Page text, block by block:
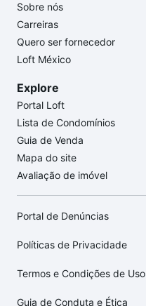
Sobre nós
Carreiras
Quero ser fornecedor
Loft México
Explore
Portal Loft
Lista de Condomínios
Guia de Venda
Mapa do site
Avaliação de imóvel
Portal de Denúncias
Políticas de Privacidade
Termos e Condições de Uso
Guia de Conduta e Ética